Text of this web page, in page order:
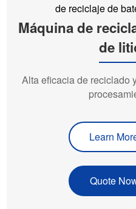
de reciclaje de
Máquina de
de
Alta eficacia de reciclado
Learn
Quote